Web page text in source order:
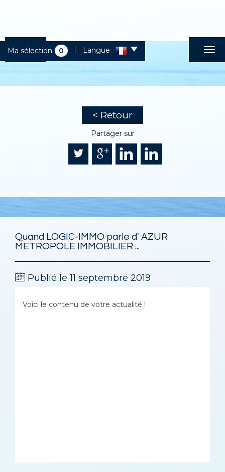
Ma sélection 0 Langue
< Retour
Partager sur
Quand LOGIC-IMMO parle d' AZUR
METROPOLE IMMOBILIER ...
Publié le 11 septembre 2019
Voici le contenu de votre actualité !